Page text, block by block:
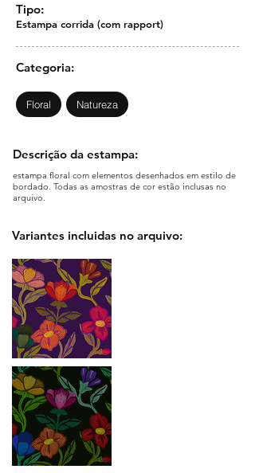
Tipo:
Estampa corrida (com rapport)
Categoria:
Floral Natureza
Descrição da estampa:
estampa floral com elementos desenhados em estilo de
bordado. Todas as amostras de cor estão inclusas no
arquivo.
Variantes incluidas no arquivo: